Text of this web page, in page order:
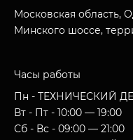
Московская область,
Минского шоссе,
Часы работы
Пн - ТЕХНИЧЕСКИЙ
Вт - Пт - 10:00 — 19:00
Сб - Вс - 09:00 — 21:00